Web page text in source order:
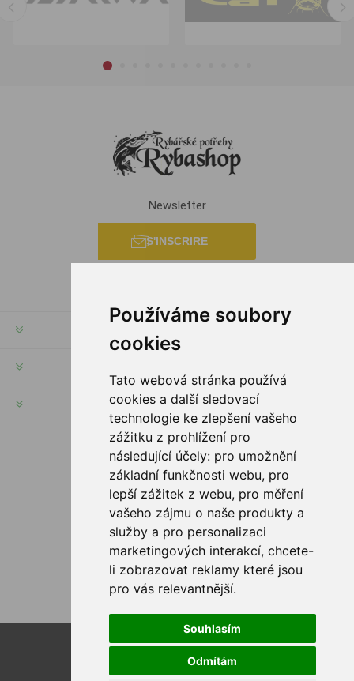
Používáme soubory
cookies
Tato webová stránka používá
cookies a další sledovací
technologie ke zlepšení vašeho
zážitku z prohlížení pro
následující účely: pro umožnění
základní funkčnosti webu, pro
lepší zážitek z webu, pro měření
vašeho zájmu o naše produkty a
služby a pro personalizaci
marketingových interakcí, chcete-
li zobrazovat reklamy které jsou
pro vás relevantnější.
Souhlasím
Odmítám
Newsletter
S'INSCRIRE
SERVICES
SUIVEZ NOUS
OPTIONS DE PAIEMENT
Nop-Templates.com